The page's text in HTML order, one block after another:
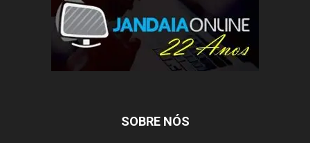
SOBRE NÓS